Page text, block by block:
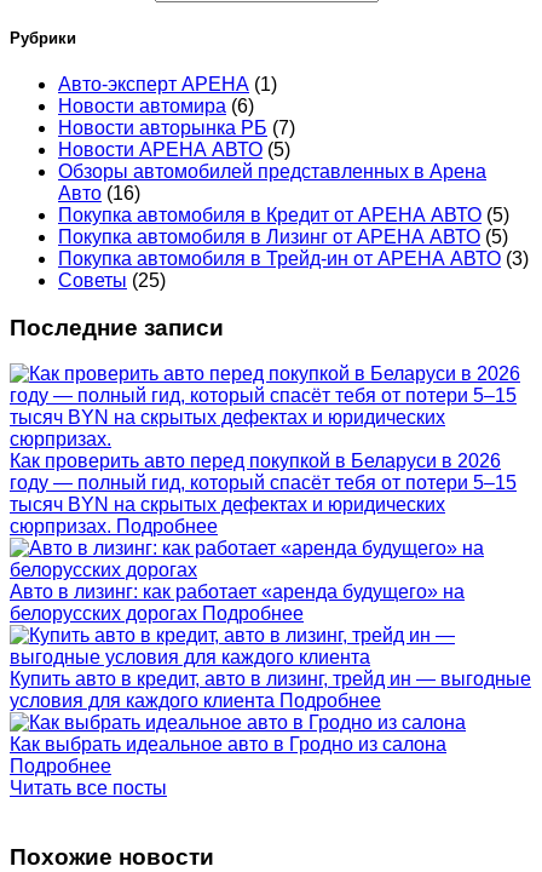
Рубрики
Авто-эксперт АРЕНА (1)
Новости автомира (6)
Новости авторынка РБ (7)
Новости АРЕНА АВТО (5)
Обзоры автомобилей представленных в Арена
Авто (16)
Покупка автомобиля в Кредит от АРЕНА АВТО (5)
Покупка автомобиля в Лизинг от АРЕНА АВТО (5)
Покупка автомобиля в Трейд-ин от АРЕНА АВТО (3)
Советы (25)
Последние записи
Как проверить авто перед покупкой в Беларуси в 2026
году — полный гид, который спасёт тебя от потери 5–15
тысяч BYN на скрытых дефектах и юридических
сюрпризах. Подробнее
Авто в лизинг: как работает «аренда будущего» на
белорусских дорогах Подробнее
Купить авто в кредит, авто в лизинг, трейд ин — выгодные
условия для каждого клиента Подробнее
Как выбрать идеальное авто в Гродно из салона
Подробнее
Читать все посты
Похожие новости